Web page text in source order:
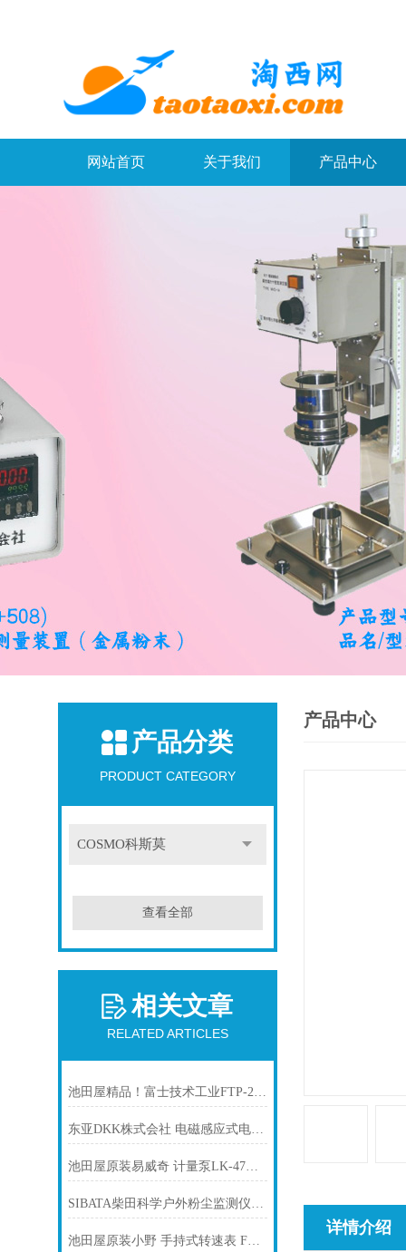
网站首页 关于我们 产品中心
产品分类
PRODUCT CATEGORY
COSMO科斯莫
查看全部
相关文章
RELATED ARTICLES
池田屋精品！富士技术工业FTP-2Y200-206AM-VB齿轮泵技术参数
东亚DKK株式会社 电磁感应式电导率计/浓度计“MDM-135A型/137A型”
池田屋原装易威奇 计量泵LK-47VH-02产品介绍技术参数
SIBATA柴田科学户外粉尘监测仪FLD-1
池田屋原装小野 手持式转速表 FT-7200产品介绍技术参数
产品中心
详情介绍